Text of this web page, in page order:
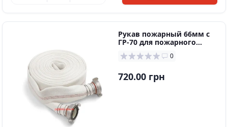
Рукав пожарный 66мм с
ГР-70 для пожарного
шкафа
0
720.00 грн